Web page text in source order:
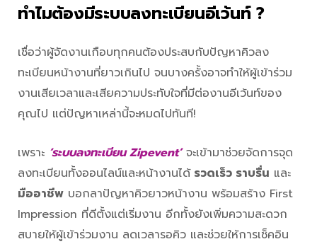
ทำไมต้องมีระบบลงทะเบียนอีเว้นท์ ?
เชื่อว่าผู้จัดงานเกือบทุกคนต้องประสบกับปัญหาคิวลง
ทะเบียนหน้างานที่ยาวเกินไป จนบางครั้งอาจทำให้ผู้เข้าร่วม
งานเสียเวลาและเสียความประทับใจที่มีต่องานอีเว้นท์ของ
คุณไป แต่ปัญหาเหล่านี้จะหมดไปทันที!
เพราะ ‘ระบบลงทะเบียน Zipevent’จะเข้ามาช่วยจัดการจุด
ลงทะเบียนทั้งออนไลน์และหน้างานได้รวดเร็ว ราบรื่น และ
มืออาชีพ บอกลาปัญหาคิวยาวหน้างาน พร้อมสร้าง First
Impression ที่ดีตั้งแต่เริ่มงาน อีกทั้งยังเพิ่มความสะดวก
สบายให้ผู้เข้าร่วมงาน ลดเวลารอคิว และช่วยให้การเช็คอิน